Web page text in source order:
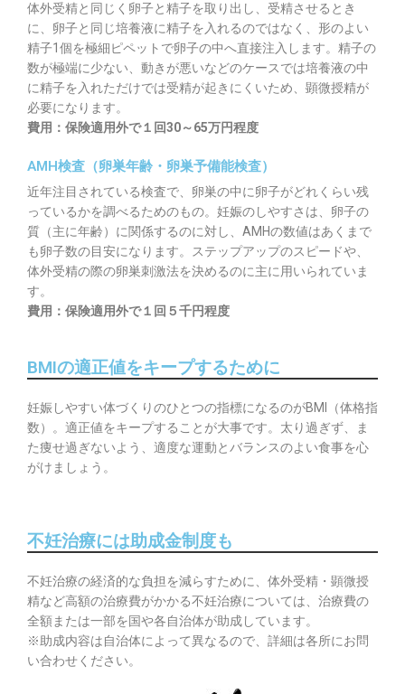
体外受精と同じく卵子と精子を取り出し、受精させるとき
に、卵子と同じ培養液に精子を入れるのではなく、形のよい
精子1個を極細ピペットで卵子の中へ直接注入します。精子の
数が極端に少ない、動きが悪いなどのケースでは培養液の中
に精子を入れただけでは受精が起きにくいため、顕微授精が
必要になります。
費用：保険適用外で１回30～65万円程度
AMH検査（卵巣年齢・卵巣予備能検査）
近年注目されている検査で、卵巣の中に卵子がどれくらい残
っているかを調べるためのもの。妊娠のしやすさは、卵子の
質（主に年齢）に関係するのに対し、AMHの数値はあくまで
も卵子数の目安になります。ステップアップのスピードや、
体外受精の際の卵巣刺激法を決めるのに主に用いられていま
す。
費用：保険適用外で１回５千円程度
BMIの適正値をキープするために
妊娠しやすい体づくりのひとつの指標になるのがBMI（体格指
数）。適正値をキープすることが大事です。太り過ぎず、ま
た痩せ過ぎないよう、適度な運動とバランスのよい食事を心
がけましょう。
不妊治療には助成金制度も
不妊治療の経済的な負担を減らすために、体外受精・顕微授
精など高額の治療費がかかる不妊治療については、治療費の
全額または一部を国や各自治体が助成しています。
※助成内容は自治体によって異なるので、詳細は各所にお問
い合わせください。